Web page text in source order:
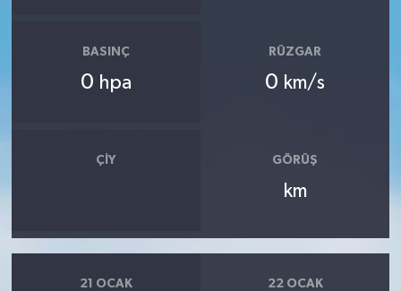
BASINÇ
0 hpa
RÜZGAR
0 km/s
ÇIY GÖRÜŞ
km
21 OCAK 22 OCAK